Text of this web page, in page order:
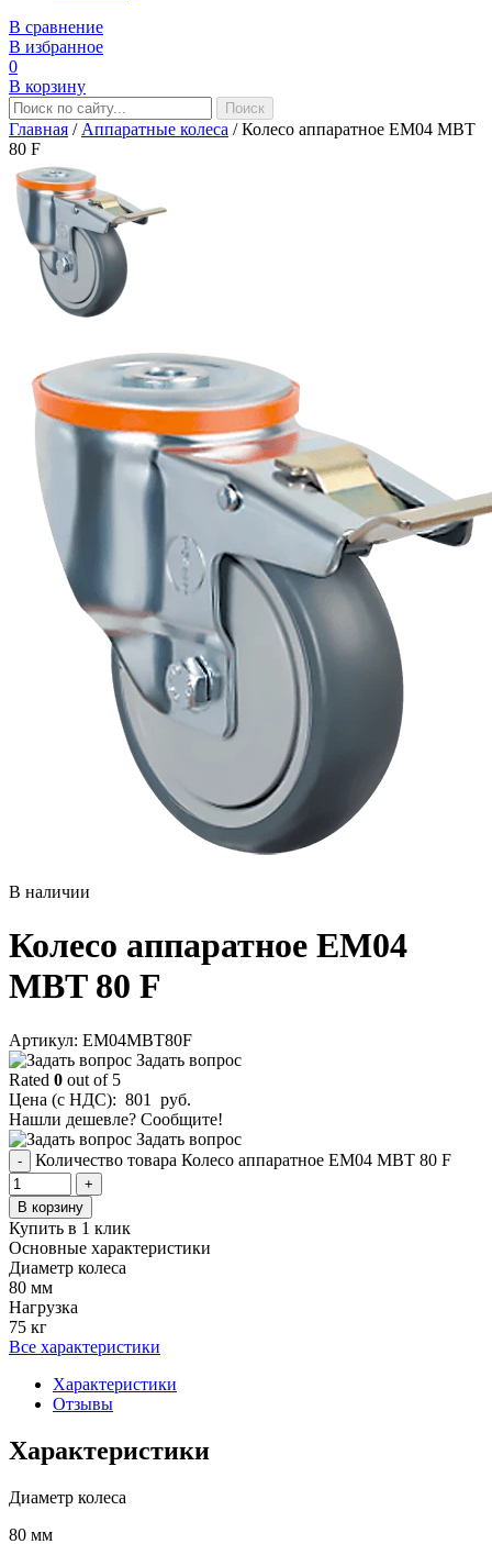
В сравнение
В избранное
0
В корзину
Главная / Аппаратные колеса /Колесо аппаратное EM04 MBT
80 F
В наличии
Колесо аппаратное EM04
MBT 80 F
Aртикул: EM04MBT80F
Задать вопрос
Rated 0 out of 5
Цена (с НДС): 801
руб.
Нашли дешевле? Сообщите!
Задать вопрос
- Количество товара Колесо аппаратное EM04 MBT 80 F
+
В корзину
Купить в 1 клик
Основные характеристики
Диаметр колеса
80 мм
Нагрузка
75 кг
Все характеристики
Характеристики
Отзывы
Характеристики
Диаметр колеса
80 мм